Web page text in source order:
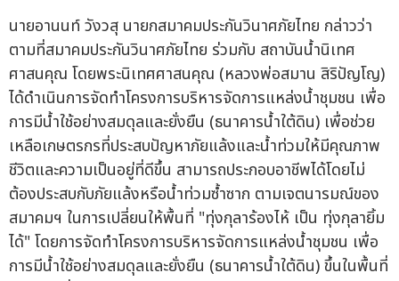
นายอานนท์ วังวสุ นายกสมาคมประกันวินาศภัยไทย กล่าวว่า
ตามที่สมาคมประกันวินาศภัยไทย ร่วมกับ สถาบันน้ำนิเทศ
ศาสนคุณ โดยพระนิเทศศาสนคุณ (หลวงพ่อสมาน สิริปัญโญ)
ได้ดำเนินการจัดทำโครงการบริหารจัดการแหล่งน้ำชุมชน เพื่อ
การมีน้ำใช้อย่างสมดุลและยั่งยืน (ธนาคารน้ำใต้ดิน) เพื่อช่วย
เหลือเกษตรกรที่ประสบปัญหาภัยแล้งและน้ำท่วมให้มีคุณภาพ
ชีวิตและความเป็นอยู่ที่ดีขึ้น สามารถประกอบอาชีพได้โดยไม่
ต้องประสบกับภัยแล้งหรือน้ำท่วมซ้ำซาก ตามเจตนารมณ์ของ
สมาคมฯ ในการเปลี่ยนให้พื้นที่ "ทุ่งกุลาร้องไห้ เป็น ทุ่งกุลายิ้ม
ได้" โดยการจัดทำโครงการบริหารจัดการแหล่งน้ำชุมชน เพื่อ
การมีน้ำใช้อย่างสมดุลและยั่งยืน (ธนาคารน้ำใต้ดิน) ขึ้นในพื้นที่